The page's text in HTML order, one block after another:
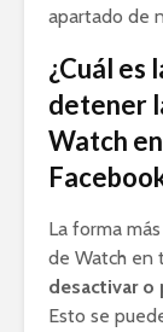
apartado de
¿Cuál es
detener
Watch
La forma
de Watch en
desactivar o
Esto se